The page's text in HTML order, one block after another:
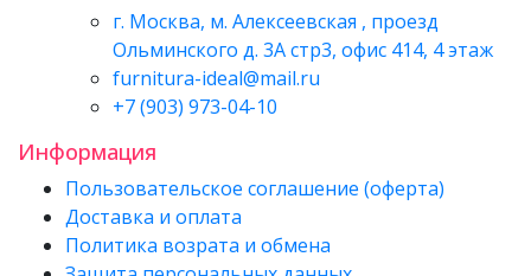
г. Москва, м. Алексеевская , проезд
Ольминского д. 3А стр3, офис 414, 4 этаж
furnitura-ideal@mail.ru
+7 (903) 973-04-10
Информация
Пользовательское соглашение (оферта)
Доставка и оплата
Политика возрата и обмена